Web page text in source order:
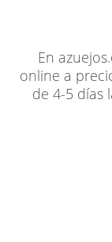
En
online a
de 4-5 días